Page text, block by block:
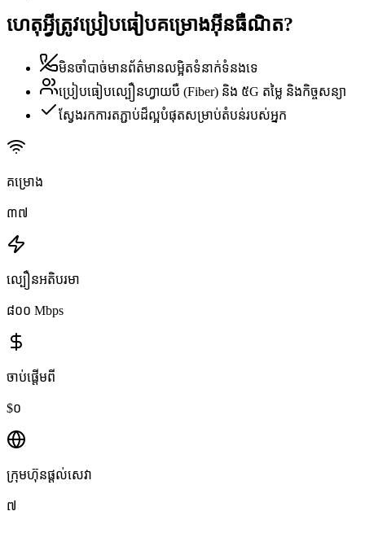
ហេតុអ្វីត្រូវប្រៀបធៀបគម្រោងអ៊ីនធឺណិត?
មិនចាំបាច់មានព័ត៌មានលម្អិតទំនាក់ទំនងទេ
ប្រៀបធៀបល្បឿនហ្វាយបឺ (Fiber) និង ៥G តម្លៃ និងកិច្ចសន្យា
ស្វែងរកការតភ្ជាប់ដ៏ល្អបំផុតសម្រាប់តំបន់របស់អ្នក
គម្រោង
៣៧
ល្បឿនអតិបរមា
៨០០ Mbps
ចាប់ផ្តើមពី
$០
ក្រុមហ៊ុនផ្តល់សេវា
៧